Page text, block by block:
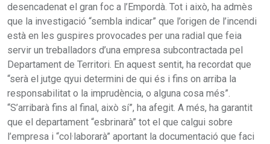
desencadenat el gran foc a l’Empordà. Tot i això, ha admès
que la investigació “sembla indicar” que l’origen de l’incendi
està en les guspires provocades per una radial que feia
servir un treballadors d’una empresa subcontractada pel
Departament de Territori. En aquest sentit, ha recordat que
“serà el jutge qyui determini de qui és i fins on arriba la
responsabilitat o la imprudència, o alguna cosa més”.
“S’arribarà fins al final, això sí”, ha afegit. A més, ha garantit
que el departament “esbrinarà” tot el que calgui sobre
l’empresa i “col·laborarà” aportant la documentació que faci